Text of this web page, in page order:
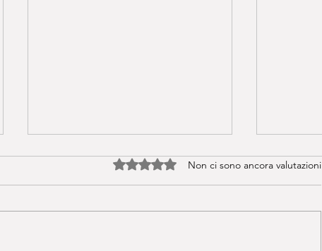
Valutazione 0 stelle su 5.Non ci sono ancora valutazioni